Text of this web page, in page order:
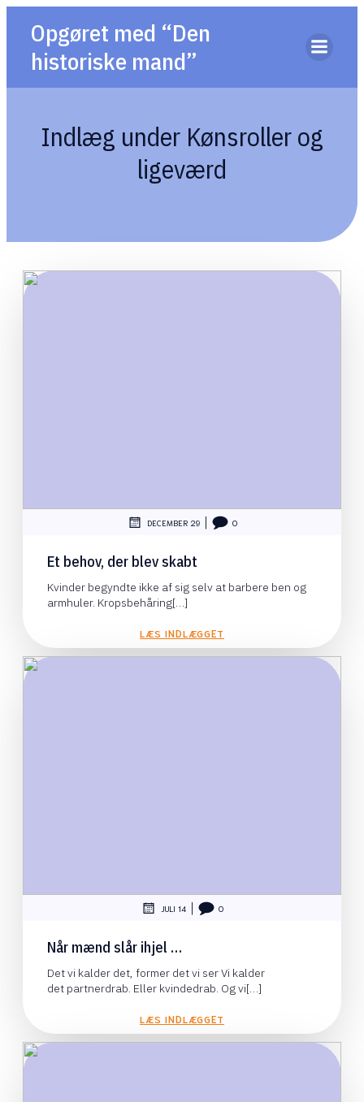
Opgøret med “Den
historiske mand”
Indlæg under Kønsroller og
ligeværd
DECEMBER 29 0
Et behov, der blev skabt
Kvinder begyndte ikke af sig selv at barbere ben og
armhuler. Kropsbehåring[…]
LÆS INDLÆGGET
JULI 14 0
Når mænd slår ihjel …
Det vi kalder det, former det vi ser Vi kalder
det partnerdrab. Eller kvindedrab. Og vi[…]
LÆS INDLÆGGET